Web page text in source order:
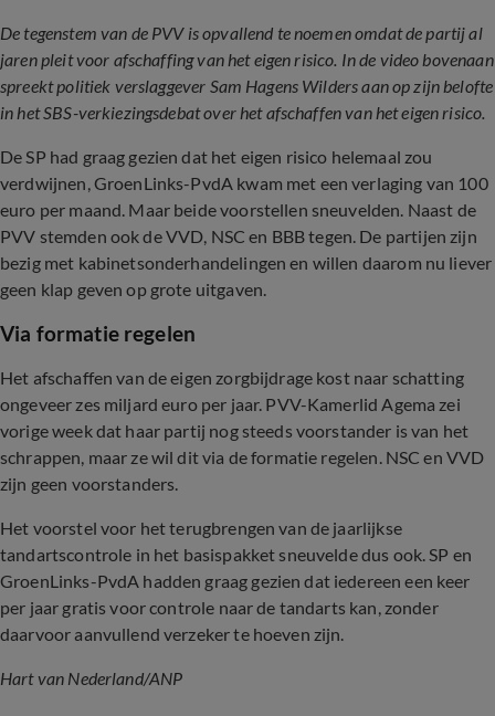
De tegenstem van de PVV is opvallend te noemen omdat de partij al
jaren pleit voor afschaffing van het eigen risico. In de video bovenaan
spreekt politiek verslaggever Sam Hagens Wilders aan op zijn belofte
in het SBS-verkiezingsdebat over het afschaffen van het eigen risico.
De SP had graag gezien dat het eigen risico helemaal zou
verdwijnen, GroenLinks-PvdA kwam met een verlaging van 100
euro per maand. Maar beide voorstellen sneuvelden. Naast de
PVV stemden ook de VVD, NSC en BBB tegen. De partijen zijn
bezig met kabinetsonderhandelingen en willen daarom nu liever
geen klap geven op grote uitgaven.
Via formatie regelen
Het afschaffen van de eigen zorgbijdrage kost naar schatting
ongeveer zes miljard euro per jaar. PVV-Kamerlid Agema zei
vorige week dat haar partij nog steeds voorstander is van het
schrappen, maar ze wil dit via de formatie regelen. NSC en VVD
zijn geen voorstanders.
Het voorstel voor het terugbrengen van de jaarlijkse
tandartscontrole in het basispakket sneuvelde dus ook. SP en
GroenLinks-PvdA hadden graag gezien dat iedereen een keer
per jaar gratis voor controle naar de tandarts kan, zonder
daarvoor aanvullend verzeker te hoeven zijn.
Hart van Nederland/ANP